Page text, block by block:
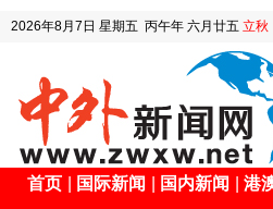
2026年8月7日 星期五 丙午年 六月廿五 立秋
首页 国际新闻 国内新闻 港